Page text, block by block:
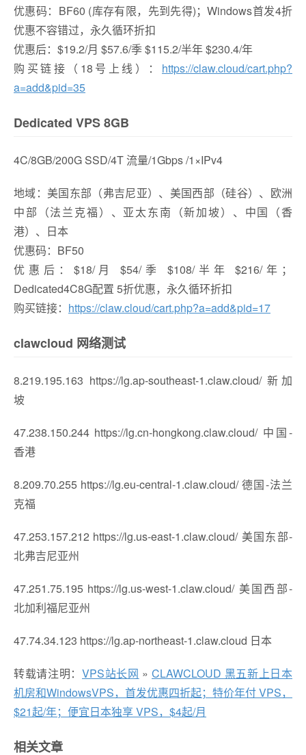
优惠码：BF60 (库存有限，先到先得)；Windows首发4折
优惠不容错过，永久循环折扣
优惠后：$19.2/月 $57.6/季 $115.2/半年 $230.4/年
购买链接（18号上线）： https://claw.cloud/cart.php?
a=add&pid=35
Dedicated VPS 8GB
4C/8GB/200G SSD/4T 流量/1Gbps /1×IPv4
地域：美国东部（弗吉尼亚）、美国西部（硅谷）、欧洲
中部（法兰克福）、亚太东南（新加坡）、中国（香
港）、日本
优惠码：BF50
优惠后：$18/月 $54/季 $108/半年 $216/年；
Dedicated4C8G配置 5折优惠，永久循环折扣
购买链接： https://claw.cloud/cart.php?a=add&pid=17
clawcloud 网络测试
8.219.195.163 https://lg.ap-southeast-1.claw.cloud/ 新加
坡
47.238.150.244 https://lg.cn-hongkong.claw.cloud/ 中国-
香港
8.209.70.255 https://lg.eu-central-1.claw.cloud/ 德国-法兰
克福
47.253.157.212 https://lg.us-east-1.claw.cloud/ 美国东部-
北弗吉尼亚州
47.251.75.195 https://lg.us-west-1.claw.cloud/ 美国西部-
北加利福尼亚州
47.74.34.123 https://lg.ap-northeast-1.claw.cloud 日本
转载请注明： VPS站长网 »CLAWCLOUD 黑五新上日本
机房和WindowsVPS，首发优惠四折起；特价年付 VPS，
$21起/年；便宜日本独享 VPS，$4起/月
相关文章